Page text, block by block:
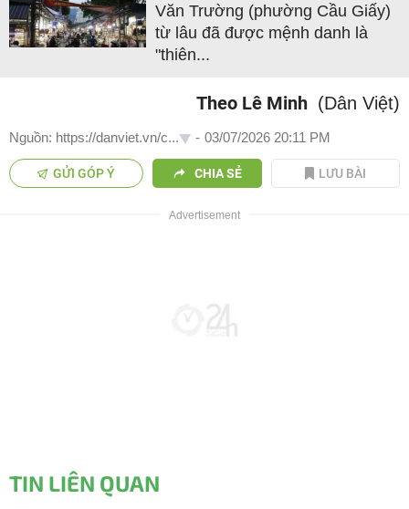
Văn Trường (phường Cầu Giấy)
từ lâu đã được mệnh danh là
"thiên...
Theo Lê Minh (Dân Việt)
Nguồn: https://danviet.vn/c... - 03/07/2026 20:11 PM
GỬI GÓP Ý CHIA SẺ LƯU BÀI
TIN LIÊN QUAN